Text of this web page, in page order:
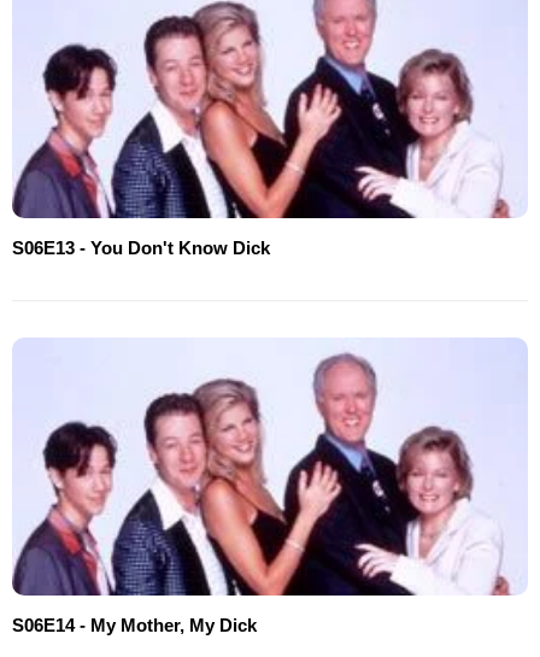
S06E13 - You Don't Know Dick
S06E14 - My Mother, My Dick